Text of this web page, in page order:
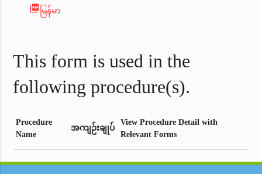
picture_as_pdf မြန်မာ
This form is used in the
following procedure(s).
Procedure
Name
အကျဉ်းချုပ်
View Procedure Detail with
Relevant Forms